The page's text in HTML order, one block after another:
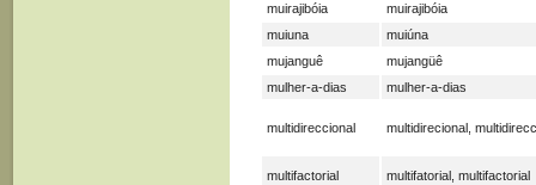
muirajibóia
muirajibóia
muiuna
muiúna
mujanguê
mujangüê
mulher-a-dias
mulher-a-dias
multidireccional multidirecional,
multifactorial multifatorial, multifactorial